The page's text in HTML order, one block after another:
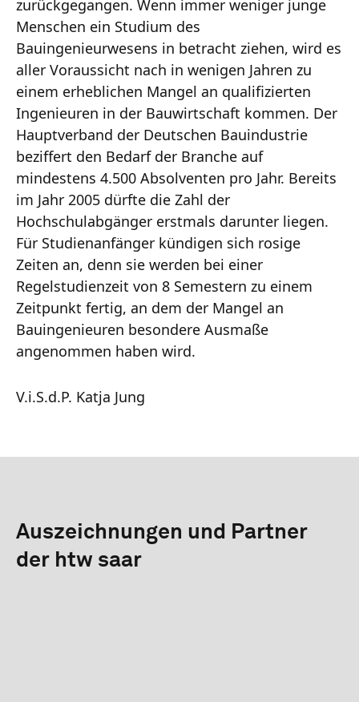
zurückgegangen. Wenn immer weniger junge
Menschen ein Studium des
Bauingenieurwesens in betracht ziehen, wird es
aller Voraussicht nach in wenigen Jahren zu
einem erheblichen Mangel an qualifizierten
Ingenieuren in der Bauwirtschaft kommen. Der
Hauptverband der Deutschen Bauindustrie
beziffert den Bedarf der Branche auf
mindestens 4.500 Absolventen pro Jahr. Bereits
im Jahr 2005 dürfte die Zahl der
Hochschulabgänger erstmals darunter liegen.
Für Studienanfänger kündigen sich rosige
Zeiten an, denn sie werden bei einer
Regelstudienzeit von 8 Semestern zu einem
Zeitpunkt fertig, an dem der Mangel an
Bauingenieuren besondere Ausmaße
angenommen haben wird.
V.i.S.d.P. Katja Jung
Auszeichnungen und Partner
der htw saar